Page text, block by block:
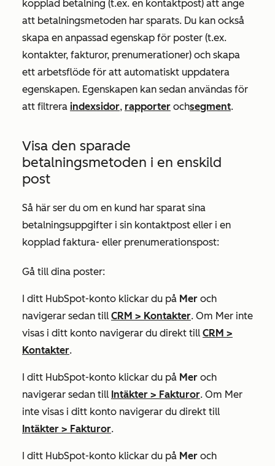
kopplad betalning (t.ex. en kontaktpost) att ange
att betalningsmetoden har sparats. Du kan också
skapa en anpassad egenskap för poster (t.ex.
kontakter, fakturor, prenumerationer) och skapa
ett arbetsflöde för att automatiskt uppdatera
egenskapen. Egenskapen kan sedan användas för
att filtrera indexsidor, rapporter ochsegment.
Visa den sparade
betalningsmetoden i en enskild
post
Så här ser du om en kund har sparat sina
betalningsuppgifter i sin kontaktpost eller i en
kopplad faktura- eller prenumerationspost:
Gå till dina poster:
I ditt HubSpot-konto klickar du på Mer och
navigerar sedan till CRM > Kontakter. Om Mer inte
visas i ditt konto navigerar du direkt till CRM >
Kontakter.
I ditt HubSpot-konto klickar du på Mer och
navigerar sedan till Intäkter > Fakturor. Om Mer
inte visas i ditt konto navigerar du direkt till
Intäkter > Fakturor.
I ditt HubSpot-konto klickar du på Mer och